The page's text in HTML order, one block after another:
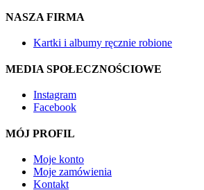
NASZA FIRMA
Kartki i albumy ręcznie robione
MEDIA SPOŁECZNOŚCIOWE
Instagram
Facebook
MÓJ PROFIL
Moje konto
Moje zamówienia
Kontakt